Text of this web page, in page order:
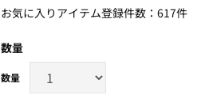
お気に入りアイテム登録件数： 617件
数量